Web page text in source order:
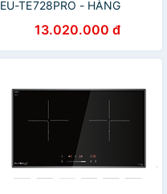
EU-TE728PRO - HÀNG
13.020.000 đ